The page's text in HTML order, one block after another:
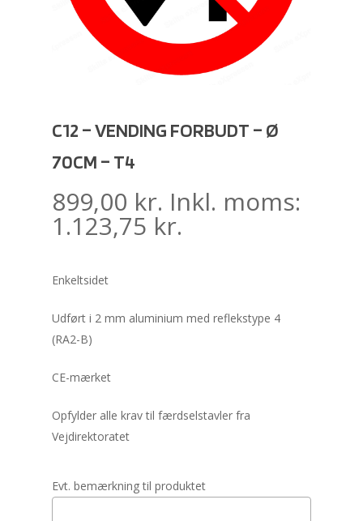
C12 – VENDING FORBUDT – Ø
70CM – T4
899,00 kr. Inkl. moms:
1.123,75 kr.
Enkeltsidet
Udført i 2 mm aluminium med reflekstype 4
(RA2-B)
CE-mærket
Opfylder alle krav til færdselstavler fra
Vejdirektoratet
Evt. bemærkning til produktet